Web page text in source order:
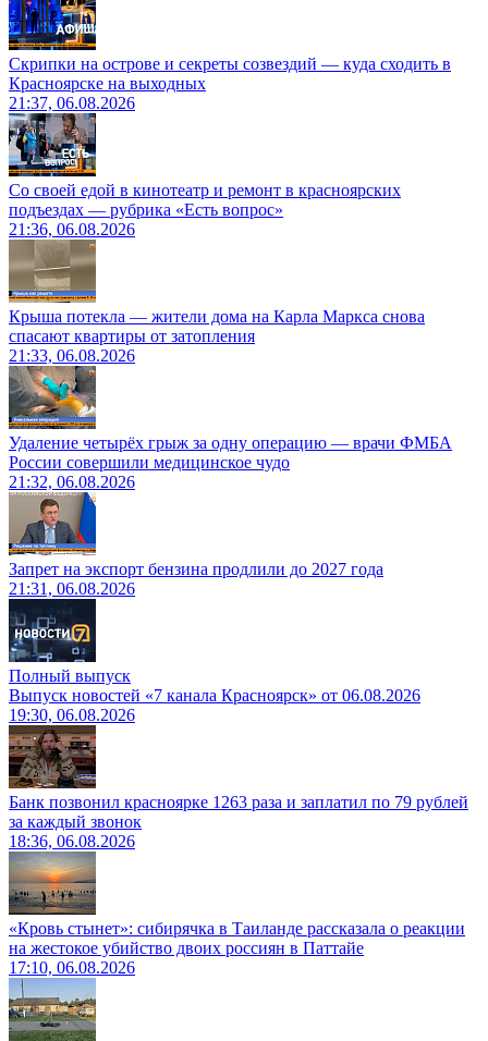
Скрипки на острове и секреты созвездий — куда сходить в
Красноярске на выходных
21:37, 06.08.2026
Со своей едой в кинотеатр и ремонт в красноярских
подъездах — рубрика «Есть вопрос»
21:36, 06.08.2026
Крыша потекла — жители дома на Карла Маркса снова
спасают квартиры от затопления
21:33, 06.08.2026
Удаление четырёх грыж за одну операцию — врачи ФМБА
России совершили медицинское чудо
21:32, 06.08.2026
Запрет на экспорт бензина продлили до 2027 года
21:31, 06.08.2026
Полный выпуск
Выпуск новостей «7 канала Красноярск» от 06.08.2026
19:30, 06.08.2026
Банк позвонил красноярке 1263 раза и заплатил по 79 рублей
за каждый звонок
18:36, 06.08.2026
«Кровь стынет»: сибирячка в Таиланде рассказала о реакции
на жестокое убийство двоих россиян в Паттайе
17:10, 06.08.2026